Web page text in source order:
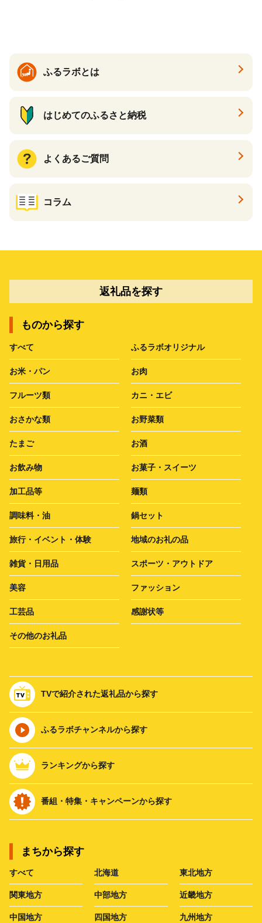
ふるラボとは
はじめてのふるさと納税
よくあるご質問
コラム
返礼品を探す
ものから探す
すべて ふるラボオリジナル
お米・パン お肉
フルーツ類 カニ・エビ
おさかな類 お野菜類
たまご お酒
お飲み物 お菓子・スイーツ
加工品等 麺類
調味料・油 鍋セット
旅行・イベント・体験 地域のお礼の品
雑貨・日用品 スポーツ・アウトドア
美容 ファッション
工芸品 感謝状等
その他のお礼品
TVで紹介された返礼品から探す
ふるラボチャンネルから探す
ランキングから探す
番組・特集・キャンペーンから探す
まちから探す
すべて 北海道 東北地方
関東地方 中部地方 近畿地方
中国地方 四国地方 九州地方